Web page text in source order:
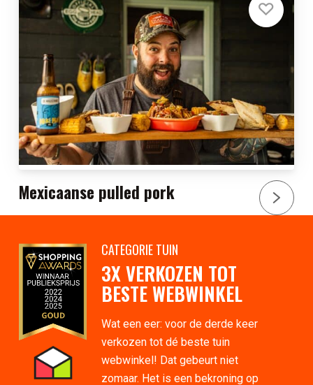
Mexicaanse pulled pork
CATEGORIE TUIN
3X VERKOZEN TOT
BESTE WEBWINKEL
Wat een eer: voor de derde keer
verkozen tot dé beste tuin
webwinkel! Dat gebeurt niet
zomaar. Het is een bekroning op